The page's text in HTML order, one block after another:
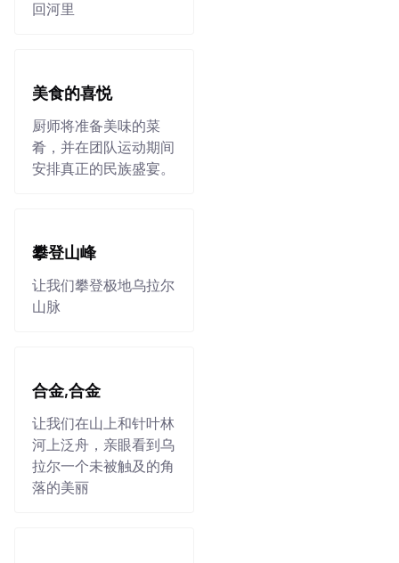
回河里
美食的喜悦
厨师将准备美味的菜
肴，并在团队运动期间
安排真正的民族盛宴。
攀登山峰
让我们攀登极地乌拉尔
山脉
合金,合金
让我们在山上和针叶林
河上泛舟，亲眼看到乌
拉尔一个未被触及的角
落的美丽